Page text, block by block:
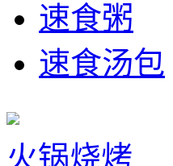
速食粥
速食汤包
火锅烧烤